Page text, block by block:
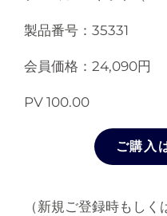
製品番号：35331
会員価格：24,090円
PV 100.00
ご購入
（新規ご登録時もし